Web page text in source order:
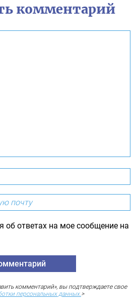
комментарий
об ответах на мое сообщение на
комментарий», вы подтверждаете свое
персональных данных. >